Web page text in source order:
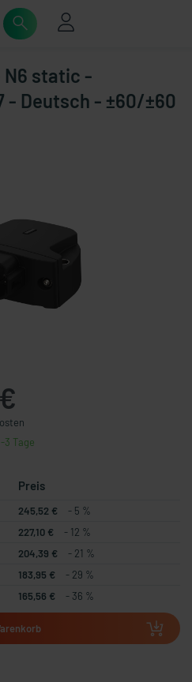
N6 static -
- Deutsch - ±60/±60
3 Tage
Preis
245,52 €
- 5 %
227,10 €
- 12 %
204,39 €
- 21 %
183,95 €
- 29 %
165,56 € - 36 %